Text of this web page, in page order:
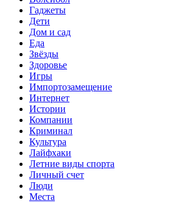
Гаджеты
Дети
Дом и сад
Еда
Звёзды
Здоровье
Игры
Импортозамещение
Интернет
Истории
Компании
Криминал
Культура
Лайфхаки
Летние виды спорта
Личный счет
Люди
Места